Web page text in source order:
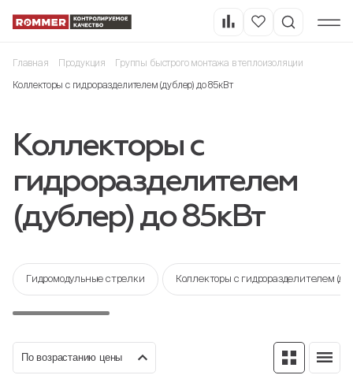
Главная Продукция Группы быстрого монтажа в теплоизоляции
Коллекторы с гидроразделителем (дублер) до 85кВт
Коллекторы с
гидроразделителем
(дублер) до 85кВт
Гидромодульные стрелки Коллекторы с гидроразделителем
По возрастанию цены